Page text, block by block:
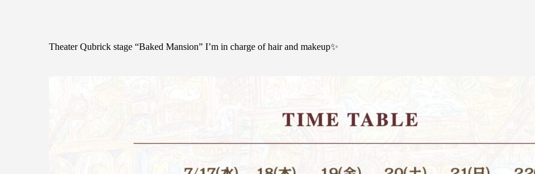
Theater Qubrick stage “Baked Mansion” I’m in charge of hair and makeup✨